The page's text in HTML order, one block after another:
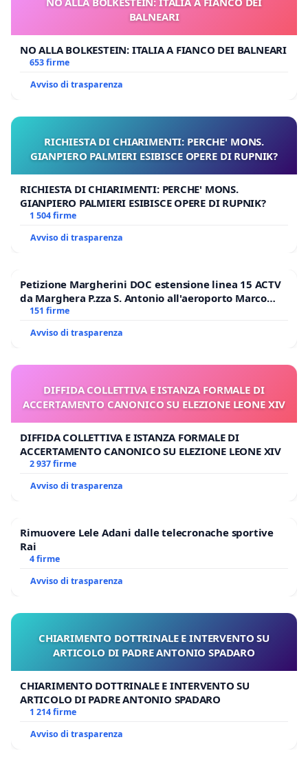
BALNEARI
NO ALLA BOLKESTEIN: ITALIA A FIANCO DEI BALNEARI
653 firme
Avviso di trasparenza
RICHIESTA DI CHIARIMENTI: PERCHE' MONS.
GIANPIERO PALMIERI ESIBISCE OPERE DI RUPNIK?
RICHIESTA DI CHIARIMENTI: PERCHE' MONS.
GIANPIERO PALMIERI ESIBISCE OPERE DI RUPNIK?
1 504 firme
Avviso di trasparenza
Petizione Margherini DOC estensione linea 15 ACTV
da Marghera P.zza S. Antonio all'aeroporto Marco
Polo tariffa a € 1,50
151 firme
Avviso di trasparenza
DIFFIDA COLLETTIVA E ISTANZA FORMALE DI
ACCERTAMENTO CANONICO SU ELEZIONE LEONE XIV
DIFFIDA COLLETTIVA E ISTANZA FORMALE DI
ACCERTAMENTO CANONICO SU ELEZIONE LEONE XIV
2 937 firme
Avviso di trasparenza
Rimuovere Lele Adani dalle telecronache sportive
Rai
4 firme
Avviso di trasparenza
CHIARIMENTO DOTTRINALE E INTERVENTO SU
ARTICOLO DI PADRE ANTONIO SPADARO
CHIARIMENTO DOTTRINALE E INTERVENTO SU
ARTICOLO DI PADRE ANTONIO SPADARO
1 214 firme
Avviso di trasparenza